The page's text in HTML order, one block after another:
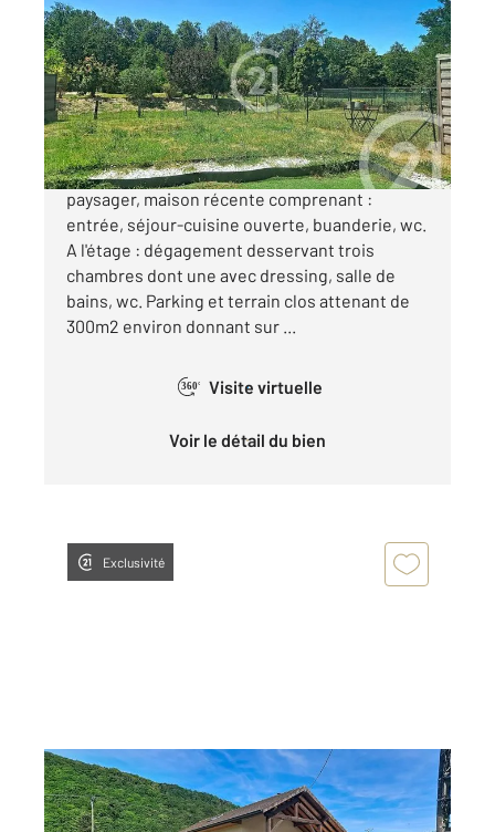
90 m
, 4 pièces
Ref : 1353
Maison à vendre
285 000 €
Lagnieu, quartier résidentiel proche du parc
paysager, maison récente comprenant :
entrée, séjour-cuisine ouverte, buanderie, wc.
A l'étage : dégagement desservant trois
chambres dont une avec dressing, salle de
bains, wc. Parking et terrain clos attenant de
300m2 environ donnant sur ...
360° Visite virtuelle
Voir le détail du bien
Exclusivité
BENONCES 01
68 m2, 3 pièces
Ref : 1343